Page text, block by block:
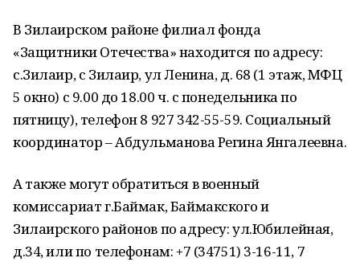
В Зилаирском районе филиал фонда
«Защитники Отечества» находится по адресу:
с.Зилаир, с Зилаир, ул Ленина, д. 68 (1 этаж, МФЦ
5 окно) с 9.00 до 18.00 ч. с понедельника по
пятницу), телефон 8 927 342-55-59. Социальный
координатор – Абдульманова Регина Янгалеевна.
А также могут обратиться в военный
комиссариат г.Баймак, Баймакского и
Зилаирского районов по адресу: ул.Юбилейная,
д.34, или по телефонам: +7 (34751) 3-16-11, 7